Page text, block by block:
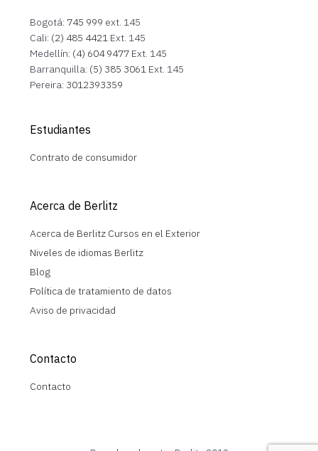
Bogotá: 745 999 ext. 145
Cali: (2) 485 4421 Ext. 145
Medellín: (4) 604 9477 Ext. 145
Barranquilla: (5) 385 3061 Ext. 145
Pereira: 3012393359
Estudiantes
Contrato de consumidor
Acerca de Berlitz
Acerca de Berlitz Cursos en el Exterior
Niveles de idiomas Berlitz
Blog
Política de tratamiento de datos
Aviso de privacidad
Contacto
Contacto